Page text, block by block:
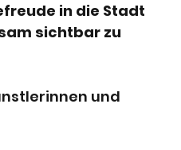
in die Stadt
sichtbar zu
und